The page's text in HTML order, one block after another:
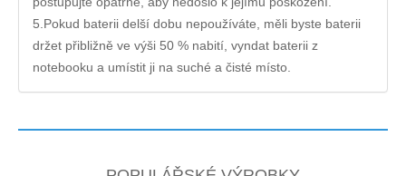
5.Pokud baterii delší dobu nepoužíváte, měli byste baterii
držet přibližně ve výši 50 % nabití, vyndat baterii z
notebooku a umístit ji na suché a čisté místo.